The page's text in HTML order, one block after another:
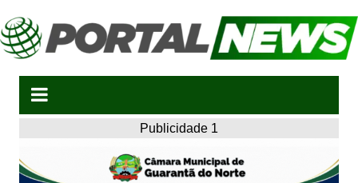
para
o
Publicidade 1